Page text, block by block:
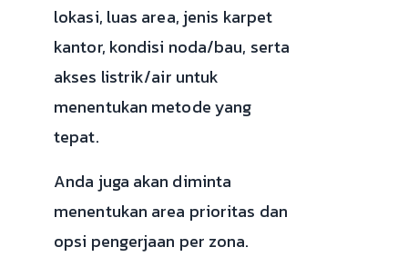
lokasi, luas area, jenis karpet
kantor, kondisi noda/bau, serta
akses listrik/air untuk
menentukan metode yang
tepat.
Anda juga akan diminta
menentukan area prioritas dan
opsi pengerjaan per zona.